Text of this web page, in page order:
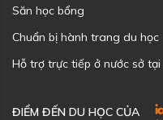
Săn học bổng
Chuẩn bị hành trang du học
Hỗ trợ trực tiếp ở nước sở tại
ĐIỂM ĐẾN DU HỌC CỦA